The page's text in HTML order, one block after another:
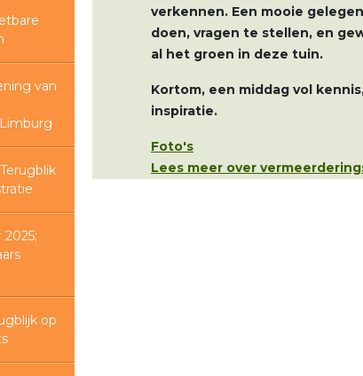
van
op
verkennen. Een mooie
doen, vragen te stellen, en
al het groen in deze tuin.
Kortom, een middag vol
inspiratie.
Foto's
Lees meer over